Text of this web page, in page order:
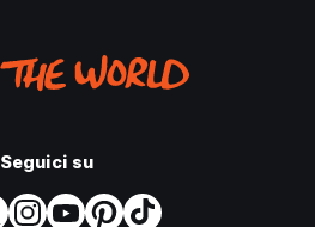
Seguici su